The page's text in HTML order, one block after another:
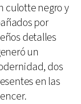
culotte negro y
por
detalles
un
dos
en las